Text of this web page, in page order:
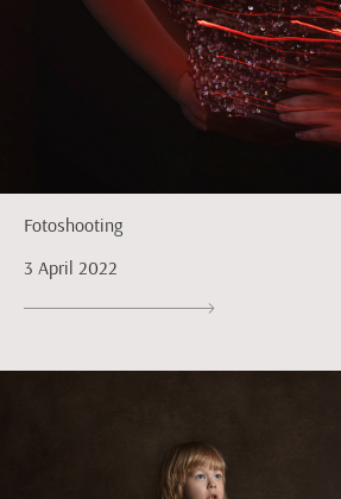
Fotoshooting
3 April 2022